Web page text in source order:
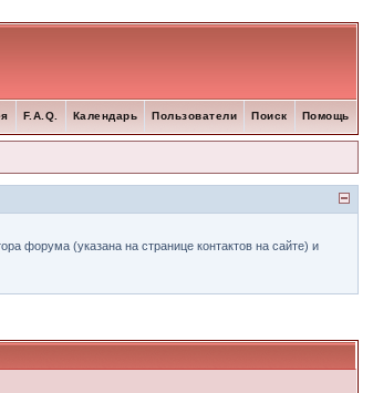
Помощь
Поиск
Пользователи
Календарь
F.A.Q.
форума (указана на странице контактов на сайте) и